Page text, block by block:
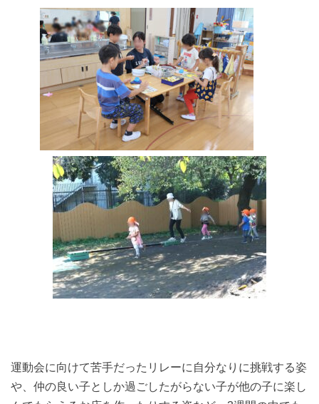
運動会に向けて苦手だったリレーに自分なりに挑戦する姿
や、仲の良い子としか過ごしたがらない子が他の子に楽し